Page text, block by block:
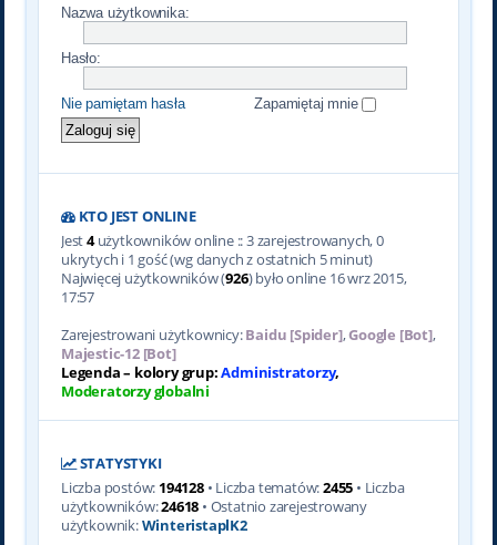
Nazwa użytkownika:
Hasło:
Nie pamiętam hasła Zapamiętaj mnie
KTO JEST ONLINE
Jest4użytkowników online :: 3 zarejestrowanych, 0
ukrytych i 1 gość (wg danych z ostatnich 5 minut)
Najwięcej użytkowników (926) było online 16 wrz 2015,
17:57
Zarejestrowani użytkownicy:Baidu [Spider],Google [Bot],
Majestic-12 [Bot]
Legenda – kolory grup:Administratorzy,
Moderatorzy globalni
STATYSTYKI
Liczba postów: 194128• Liczba tematów:2455 • Liczba
użytkowników:24618 • Ostatnio zarejestrowany
użytkownik:WinteristaplK2